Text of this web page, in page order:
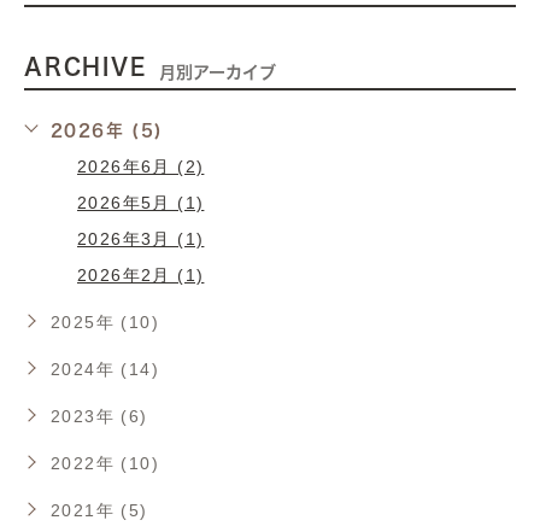
ARCHIVE 月別アーカイブ
2026年 (5)
2026年6月 (2)
2026年5月 (1)
2026年3月 (1)
2026年2月 (1)
2025年 (10)
2024年 (14)
2023年 (6)
2022年 (10)
2021年 (5)